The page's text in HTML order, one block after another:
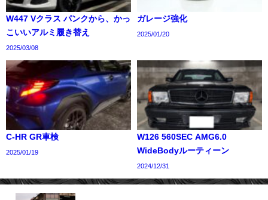
W447 Vクラス パンクから、かっ
こいいアルミ履き替え
2025/03/08
ガレージ強化
2025/01/20
C-HR GR車検
2025/01/19
W126 560SEC AMG6.0
WideBodyルーティーン
2024/12/31